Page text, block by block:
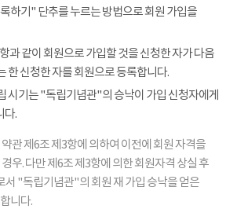
하기" 단추를 누르는 방법으로 회원 가입을
과 같이 회원으로 가입할 것을 신청한 자가 다음
한 신청한 자를 회원으로 등록합니다.
시기는 "독립기념관"의 승낙이 가입 신청자에게
다.
관 제6조 제3항에 의하여 이전에 회원 자격을
우. 다만 제6조 제3항에 의한 회원자격 상실 후
서 "독립기념관"의 회원 재 가입 승낙을 얻은
니다.